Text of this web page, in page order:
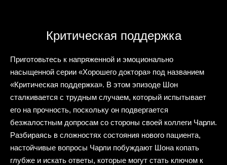
Критическая поддержка
Приготовьтесь к напряженной и эмоционально
насыщенной серии «Хорошего доктора» под названием
«Критическая поддержка». В этом эпизоде Шон
сталкивается с трудным случаем, который испытывает
его на прочность, поскольку он подвергается
безжалостным допросам со стороны своей коллеги Чарли.
Разбираясь в сложностях состояния нового пациента,
настойчивые вопросы Чарли побуждают Шона копать
глубже и искать ответы, которые могут стать ключом к